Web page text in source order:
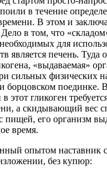
в течение
В этом и
в том, что
для
является печень. Туда
«выдаваемая»
сильных физических
борцовском поединке.
этот гликоген
а скидывающий вес
пищей, его организм
время.
опытом наставник
без купюр: